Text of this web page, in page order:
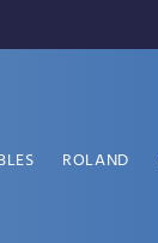
ROLAND